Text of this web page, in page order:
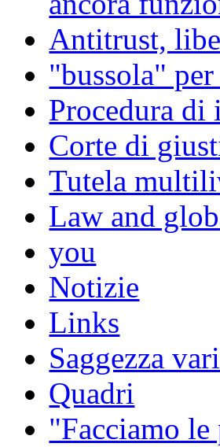
Antitrust,
"bussola"
Procedura di
Corte di
Tutela
Law and
you
Notizie
Links
Saggezza
Quadri
"Facciamo